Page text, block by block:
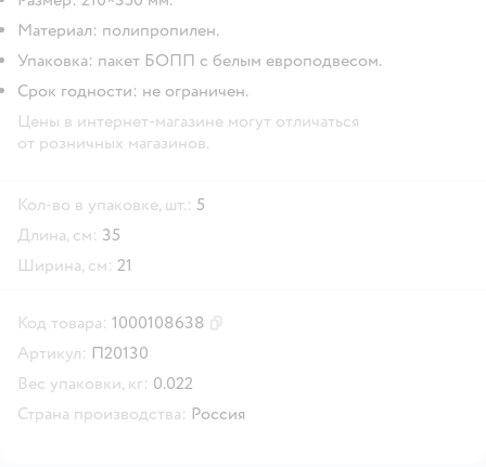
Материал: полипропилен.
Упаковка: пакет БОПП с белым европодвесом.
Срок годности: не ограничен.
Цены в интернет-магазине могут отличаться
от розничных магазинов.
Кол-во в упаковке, шт.: 5
Длина, см: 35
Ширина, см: 21
Код товара: 1000108638
Артикул: П20130
Вес упаковки, кг: 0.022
Страна производства: Россия